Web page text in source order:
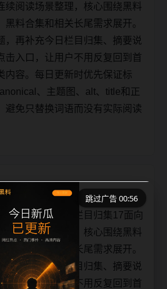
续阅读场景整理，核心围绕黑料
黑料合集和相关长尾需求展开。
，再补充今日栏目归集、摘要说
击入口，让用户不用反复回到首
内容。每日更新时优先保证标
、主题图、alt、title和正
避免只替换词语而没有实际阅读
口黑料合集今日栏目归集17面向
续阅读场景整理，核心围绕黑料
黑料合集和相关长尾需求展开。
，再补充今日栏目归集、摘要说
击入口，让用户不用反复回到首
跳过广告 00:56